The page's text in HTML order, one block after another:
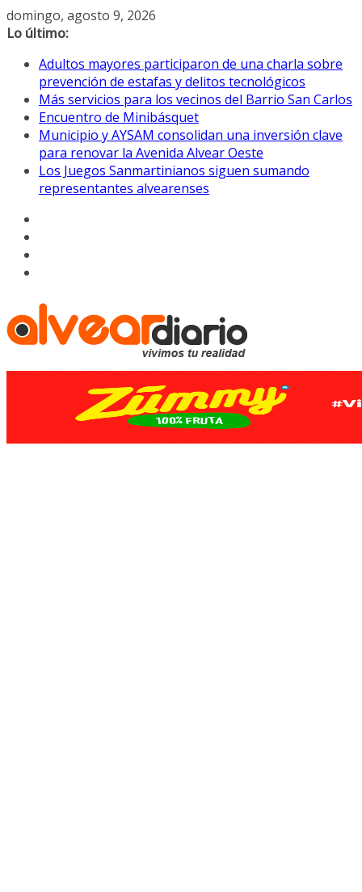
Saltar
al
domingo, agosto 9, 2026
Lo último:
Adultos mayores participaron de una charla sobre
prevención de estafas y delitos tecnológicos
Más servicios para los vecinos del Barrio San Carlos
Encuentro de Minibásquet
Municipio y AYSAM consolidan una inversión clave
para renovar la Avenida Alvear Oeste
Los Juegos Sanmartinianos siguen sumando
representantes alvearenses